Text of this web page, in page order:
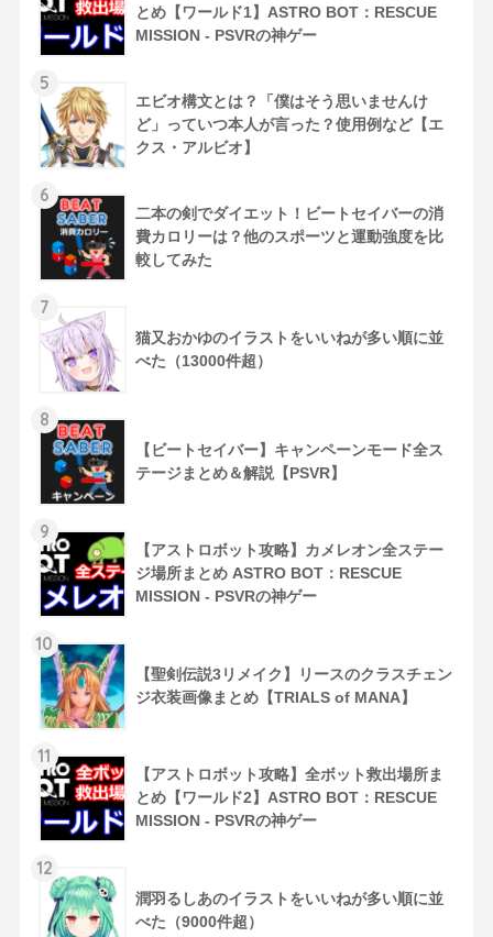
とめ【ワールド1】ASTRO BOT：RESCUE
MISSION - PSVRの神ゲー
5
エビオ構文とは？「僕はそう思いませんけ
ど」っていつ本人が言った？使用例など【エ
クス・アルビオ】
6
二本の剣でダイエット！ビートセイバーの消
費カロリーは？他のスポーツと運動強度を比
較してみた
7
猫又おかゆのイラストをいいねが多い順に並
べた（13000件超）
8
【ビートセイバー】キャンペーンモード全ス
テージまとめ＆解説【PSVR】
9
【アストロボット攻略】カメレオン全ステー
ジ場所まとめ ASTRO BOT：RESCUE
MISSION - PSVRの神ゲー
10
【聖剣伝説3リメイク】リースのクラスチェン
ジ衣装画像まとめ【TRIALS of MANA】
11
【アストロボット攻略】全ボット救出場所ま
とめ【ワールド2】ASTRO BOT：RESCUE
MISSION - PSVRの神ゲー
12
潤羽るしあのイラストをいいねが多い順に並
べた（9000件超）